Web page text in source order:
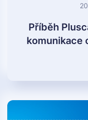
Příběh
komunikace